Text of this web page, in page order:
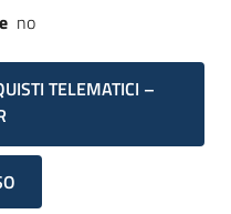
no
TELEMATICI –